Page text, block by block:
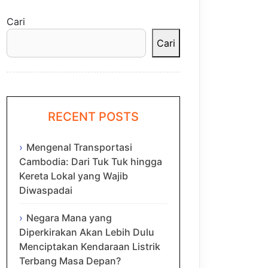
Cari
Cari
RECENT POSTS
Mengenal Transportasi
Cambodia: Dari Tuk Tuk hingga
Kereta Lokal yang Wajib
Diwaspadai
Negara Mana yang
Diperkirakan Akan Lebih Dulu
Menciptakan Kendaraan Listrik
Terbang Masa Depan?